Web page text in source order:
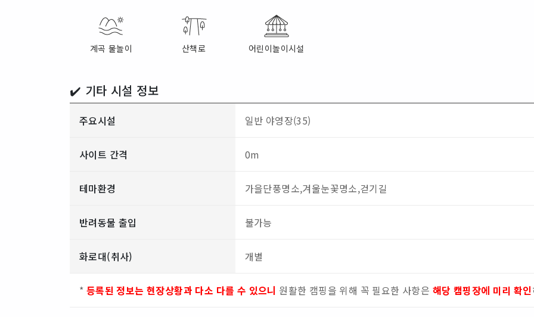
계곡 물놀이 산책로 어린이놀이시설
✔️ 기타 시설 정보
주요시설 일반 야영장(35)
사이트 간격 0m
테마환경 가을단풍명소,겨울눈꽃명소,걷기길
반려동물 출입 불가능
화로대(취사) 개별
* 등록된 정보는 현장상황과 다소 다를 수 있으니 원활한 캠핑을 위해 꼭 필요한 사항은 해당 캠핑장에 미리 확인